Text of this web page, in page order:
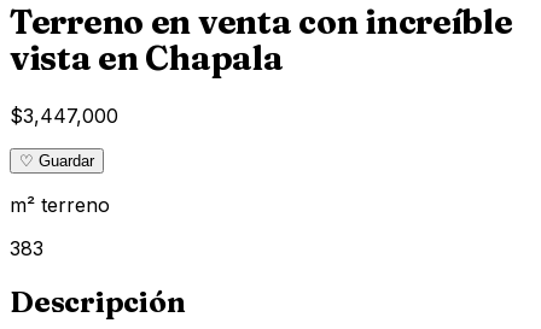
Terreno en venta con increíble
vista en Chapala
$3,447,000
♡ Guardar
m² terreno
383
Descripción